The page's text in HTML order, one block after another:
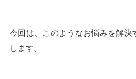
今回は、このようなお悩みを解決
します。